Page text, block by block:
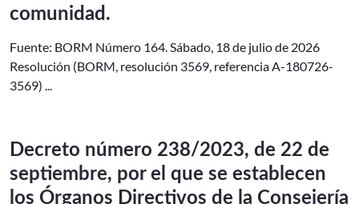
comunidad.
Fuente: BORM Número 164. Sábado, 18 de julio de 2026
Resolución (BORM, resolución 3569, referencia A-180726-
3569) ...
Decreto número 238/2023, de 22 de
septiembre, por el que se establecen
los Órganos Directivos de la Consejería